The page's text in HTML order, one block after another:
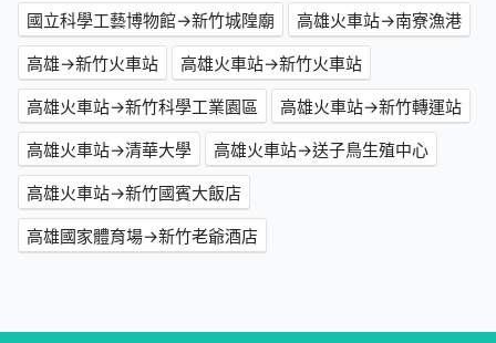
國立科學工藝博物館→新竹城隍廟
高雄火車站→南寮漁港
高雄→新竹火車站
高雄火車站→新竹火車站
高雄火車站→新竹科學工業園區
高雄火車站→新竹轉運站
高雄火車站→清華大學
高雄火車站→送子鳥生殖中心
高雄火車站→新竹國賓大飯店
高雄國家體育場→新竹老爺酒店